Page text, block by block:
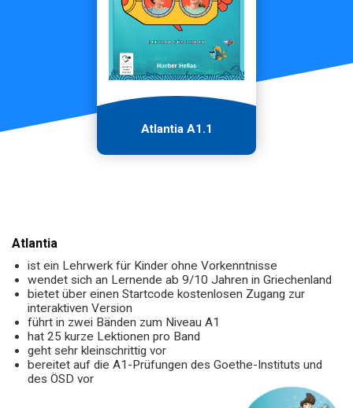
Atlantia A1.1
Atlantia
ist ein Lehrwerk für Kinder ohne Vorkenntnisse
wendet sich an Lernende ab 9/10 Jahren in Griechenland
bietet über einen Startcode kostenlosen Zugang zur
interaktiven Version
führt in zwei Bänden zum Niveau A1
hat 25 kurze Lektionen pro Band
geht sehr kleinschrittig vor
bereitet auf die A1-Prüfungen des Goethe-Instituts und
des ÖSD vor